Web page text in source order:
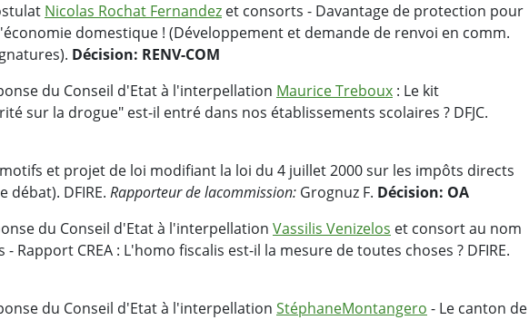
Nicolas Rochat Fernandez et consorts - Davantage de protection pour
domestique ! (Développement et demande de renvoi en comm.
Décision: RENV-COM
du Conseil d'Etat à l'interpellation Maurice Treboux : Le kit
sur la drogue" est-il entré dans nos établissements scolaires ? DFJC.
et projet de loi modifiant la loi du 4 juillet 2000 sur les impôts directs
débat). DFIRE. Rapporteur de lacommission: Grognuz F. Décision: OA
du Conseil d'Etat à l'interpellation Vassilis Venizelos et consort au nom
Rapport CREA : L'homo fiscalis est-il la mesure de toutes choses ? DFIRE.
du Conseil d'Etat à l'interpellation StéphaneMontangero - Le canton de